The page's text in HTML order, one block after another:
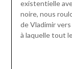
existentielle
noire, nous
de Vladimir vers
à laquelle tout